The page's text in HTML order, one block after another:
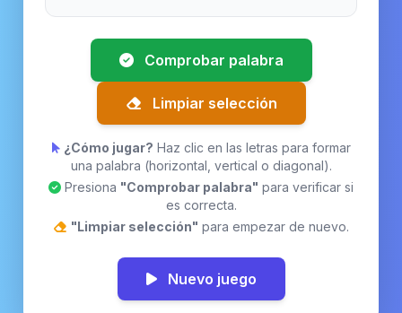
Comprobar palabra
Limpiar selección
¿Cómo jugar? Haz clic en las letras para formar
una palabra (horizontal, vertical o diagonal).
Presiona "Comprobar palabra" para verificar si
es correcta.
"Limpiar selección" para empezar de nuevo.
Nuevo juego